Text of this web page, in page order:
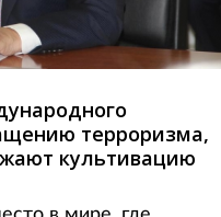
терроризма,
культивацию